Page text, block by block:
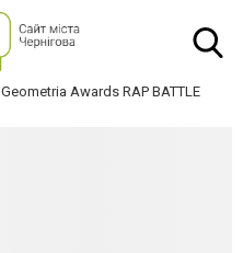
Geometria Awards RAP BATTLE